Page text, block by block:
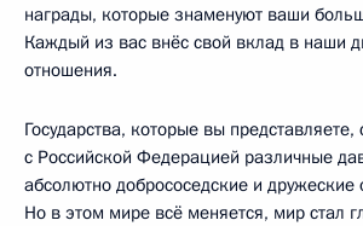
награды, которые знаменуют ваши
Каждый из вас внёс свой вклад в наши
отношения.
Государства, которые вы
с Российской Федерацией различные
абсолютно добрососедские и дружеские
Но в этом мире всё меняется, мир стал